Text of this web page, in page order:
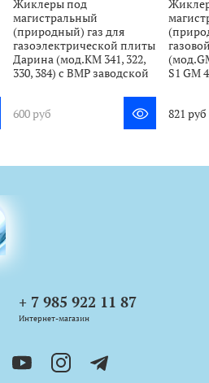
Жиклеры под
магистральный
(природный) газ для
газоэлектрической плиты
Дарина (мод.КМ 341, 322,
330, 384) с ВМР заводской
600 руб
S1 GM
821 руб
+ 7 985 922 11 87
Интернет-магазин